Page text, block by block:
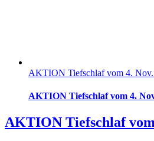
AKTION Tiefschlaf vom 4.
AKTION Tiefschlaf vom 4.
AKTION Tiefschlaf